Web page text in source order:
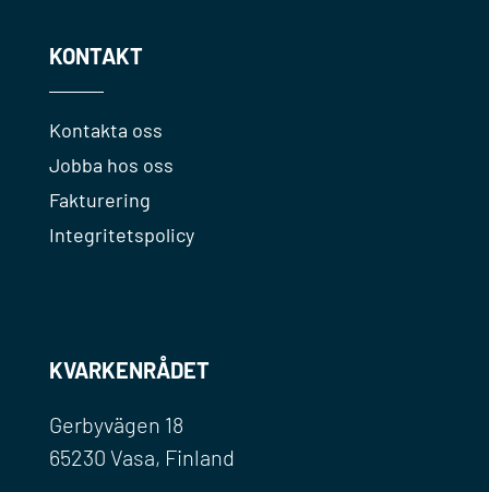
KONTAKT
Kontakta oss
Jobba hos oss
Fakturering
Integritetspolicy
KVARKENRÅDET
Gerbyvägen 18
65230 Vasa, Finland